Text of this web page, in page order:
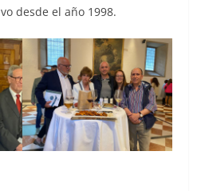
desde el año 1998.